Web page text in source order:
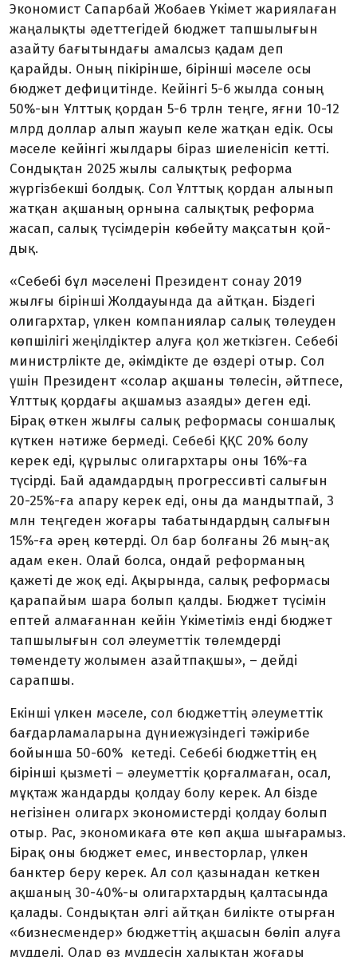
Экономист Сапарбай Жобаев Үкімет жариялаған
жаңалықты әдеттегідей бюджет тап­шылығын
азайту бағытындағы амалсыз қадам деп
қарайды. Оның пікірінше, бірінші мәселе осы
бюджет дефицитінде. Кейінгі 5-6 жылда соның
50%-ын Ұлттық қордан 5-6 трлн теңге, яғни 10-12
млрд доллар алып жауып келе жат­қан едік. Осы
мәселе кейінгі жыл­­дары біраз шиеленісіп кет­ті.
Сондықтан 2025 жылы са­лық­­тық реформа
жүргізбекші бол­дық. Сол Ұлттық қордан алы­нып
жатқан ақшаның орнына са­лық­тық реформа
жасап, салық тү­сімдерін көбейту мақсатын қой­
дық.
«Себебі бұл мәселені Прези­дент сонау 2019
жылғы бірінші Жол­дауында да айтқан. Біздегі
оли­гархтар, үлкен компаниялар салық төлеуден
көпшілігі жеңіл­діктер алуға қол жеткізген. Себебі
министрлікте де, әкімдікте де өз­дері отыр. Сол
үшін Президент «со­лар ақшаны төлесін, әйтпесе,
Ұлт­тық қордағы ақшамыз азаяды» деген еді.
Бірақ өткен жылғы са­лық реформасы соншалық
күт­кен нәтиже бермеді. Себебі ҚҚС 20% болу
керек еді, құрылыс олигархтары оны 16%-ға
түсірді. Бай адамдардың прогрессивті са­лығын
20-25%-ға апару керек еді, оны да мандытпай, 3
млн тең­геден жоғары табатындардың са­лығын
15%-ға әрең көтерді. Ол бар болғаны 26 мың-ақ
адам екен. Олай болса, ондай ре­фор­­­­­ма­ның
қажеті де жоқ еді. Ақы­рын­да, салық реформасы
қара­пайым шара болып қалды. Бюджет түсімін
ептей алмағаннан кейін Үкіметіміз енді бюджет
тап­шылығын сол әлеуметтік тө­­­лемдерді
төмендету жолымен азайт­пақшы», – дейді
сарапшы.
Екінші үлкен мәселе, сол бюд­жеттің әлеумет­тік
бағ­дарламаларына дүние­жү­зін­дегі тәжірибе
бойынша 50-60% кетеді. Себебі бюджеттің ең
бірінші қызметі – әлеуметтік қор­ғалмаған, осал,
мұқтаж жан­дар­ды қолдау болу керек. Ал бізде
негізінен олигарх экономистерді қолдау болып
отыр. Рас, эконо­ми­каға өте көп ақша шығарамыз.
Бірақ оны бюджет емес, инвес­тор­лар, үлкен
банктер беру керек. Ал сол қазынадан кеткен
ақшаның 30-40%-ы олигархтардың қалта­сын­да
қалады. Сондықтан әлгі айт­қан билікте отырған
«бизнес­мендер» бюджеттің ақшасын бө­ліп алуға
мүдделі. Олар өз мүд­де­сін халықтан жоғары